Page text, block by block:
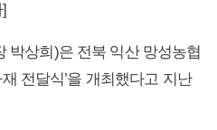
박상희)은 전북 익산 망성농협
전달식’을 개최했다고 지난